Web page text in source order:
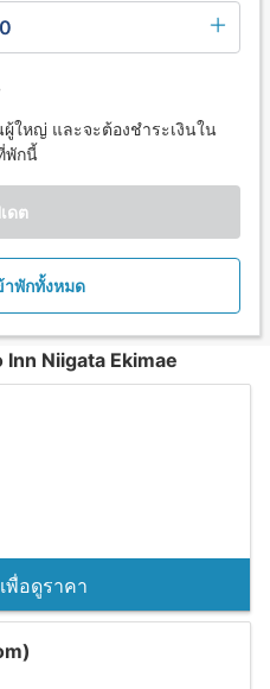
0
ใหญ่ และจะต้องชำระเงินใน
พักนี้
ดต
าพักทั้งหมด
Niigata Ekimae
พื่อดูราคา